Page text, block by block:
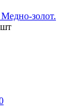
золот.